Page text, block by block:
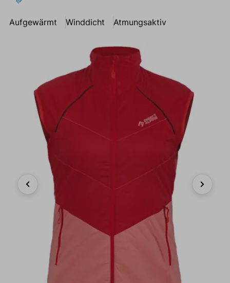
Aufgewärmt Winddicht Atmungsaktiv